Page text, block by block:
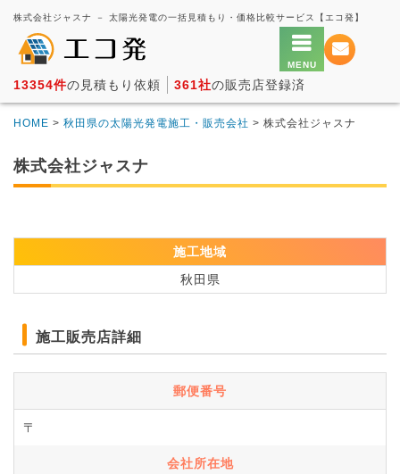
株式会社ジャスナ － 太陽光発電の一括見積もり・価格比較サービス【エコ発】
13354件の見積もり依頼 361社の販売店登録済
HOME > 秋田県の太陽光発電施工・販売会社 > 株式会社ジャスナ
株式会社ジャスナ
施工地域
秋田県
施工販売店詳細
郵便番号
〒
会社所在地